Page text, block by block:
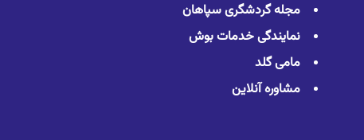
مجله گردشگری سپاهان
نمایندگی خدمات بوش
مامی گلد
مشاوره آنلاین